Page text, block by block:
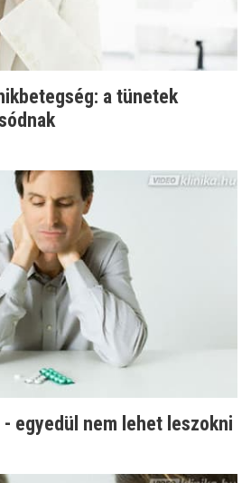
a tünetek
egyedül nem lehet leszokni